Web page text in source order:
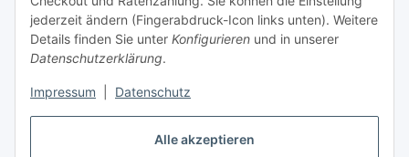
Alle akzeptieren
jederzeit ändern (Fingerabdruck-Icon links unten). Weitere
Details finden Sie unter Konfigurieren und in unserer
Datenschutzerklärung.
Impressum Datenschutz
Lichtservice für Senioren
Vertrag widerrufen